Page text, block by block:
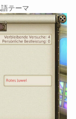
テーマ